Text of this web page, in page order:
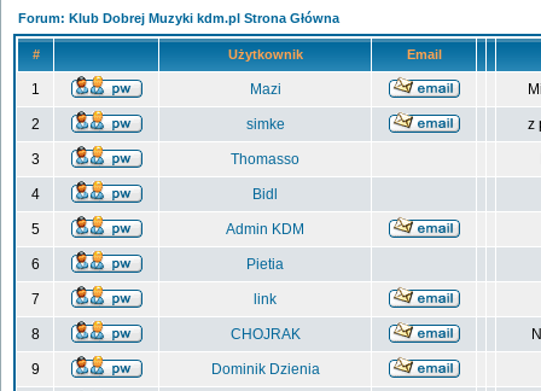
Forum: Klub Dobrej Muzyki kdm.pl Strona Główna
# Użytkownik Email
1 Mazi
2 simke z
3 Thomasso
4 Bidl
5 Admin KDM
6 Pietia
7 link
8 CHOJRAK
9 Dominik Dzienia